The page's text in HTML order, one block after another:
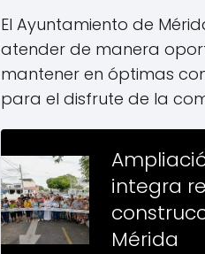
El Ayuntamiento de
atender de manera
mantener en óptimas
para el disfrute de la
integra
Mérida